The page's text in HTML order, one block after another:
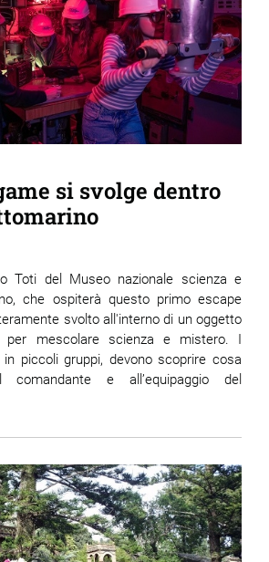
si svolge dentro
Toti del Museo nazionale scienza e
che ospiterà questo primo escape
svolto all'interno di un oggetto
per mescolare scienza e mistero. I
in piccoli gruppi, devono scoprire cosa
e all’equipaggio del